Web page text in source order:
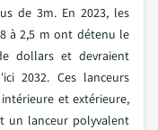
de 3m. En 2023, les
à 2,5 m ont détenu le
dollars et devraient
2032. Ces lanceurs
et extérieure,
un lanceur polyvalent